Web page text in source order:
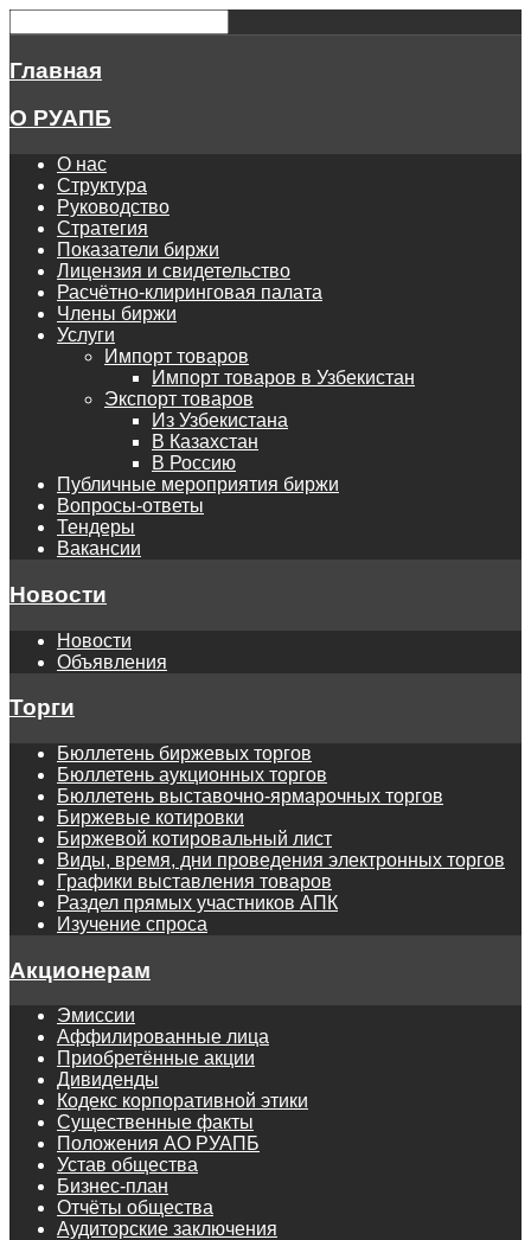
Главная
О РУАПБ
О нас
Структура
Руководство
Стратегия
Показатели биржи
Лицензия и свидетельство
Расчётно-клиринговая палата
Члены биржи
Услуги
Импорт товаров
Импорт товаров в Узбекистан
Экспорт товаров
Из Узбекистана
В Казахстан
В Россию
Публичные мероприятия биржи
Вопросы-ответы
Тендеры
Вакансии
Новости
Новости
Объявления
Торги
Бюллетень биржевых торгов
Бюллетень аукционных торгов
Бюллетень выставочно-ярмарочных торгов
Биржевые котировки
Биржевой котировальный лист
Виды, время, дни проведения электронных торгов
Графики выставления товаров
Раздел прямых участников АПК
Изучение спроса
Акционерам
Эмиссии
Аффилированные лица
Приобретённые акции
Дивиденды
Кодекс корпоративной этики
Существенные факты
Положения АО РУАПБ
Устав общества
Бизнес-план
Отчёты общества
Аудиторские заключения